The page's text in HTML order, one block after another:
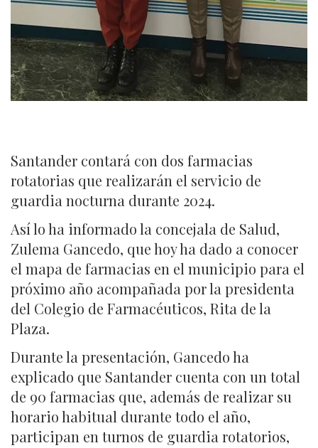
Santander contará con dos farmacias
rotatorias que realizarán el servicio de
guardia nocturna durante 2024.
Así lo ha informado la concejala de Salud,
Zulema Gancedo, que hoy ha dado a conocer
el mapa de farmacias en el municipio para el
próximo año acompañada por la presidenta
del Colegio de Farmacéuticos, Rita de la
Plaza.
Durante la presentación, Gancedo ha
explicado que Santander cuenta con un total
de 90 farmacias que, además de realizar su
horario habitual durante todo el año,
participan en turnos de guardia rotatorios,